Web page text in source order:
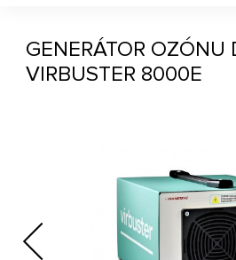
Previous
GENERÁTOR OZÓNU
VIRBUSTER 8000E